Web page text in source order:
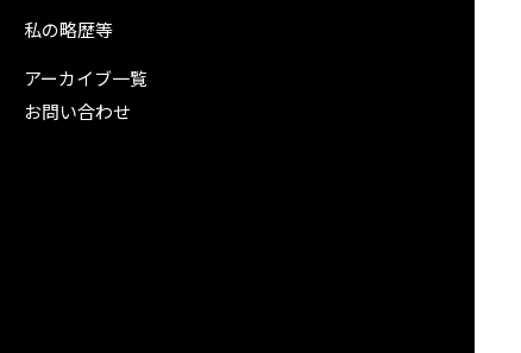
私の略歴等
アーカイブ一覧
お問い合わせ